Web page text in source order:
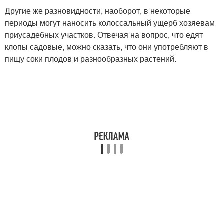
Другие же разновидности, наоборот, в некоторые
периоды могут наносить колоссальный ущерб хозяевам
приусадебных участков. Отвечая на вопрос, что едят
клопы садовые, можно сказать, что они употребляют в
пищу соки плодов и разнообразных растений.